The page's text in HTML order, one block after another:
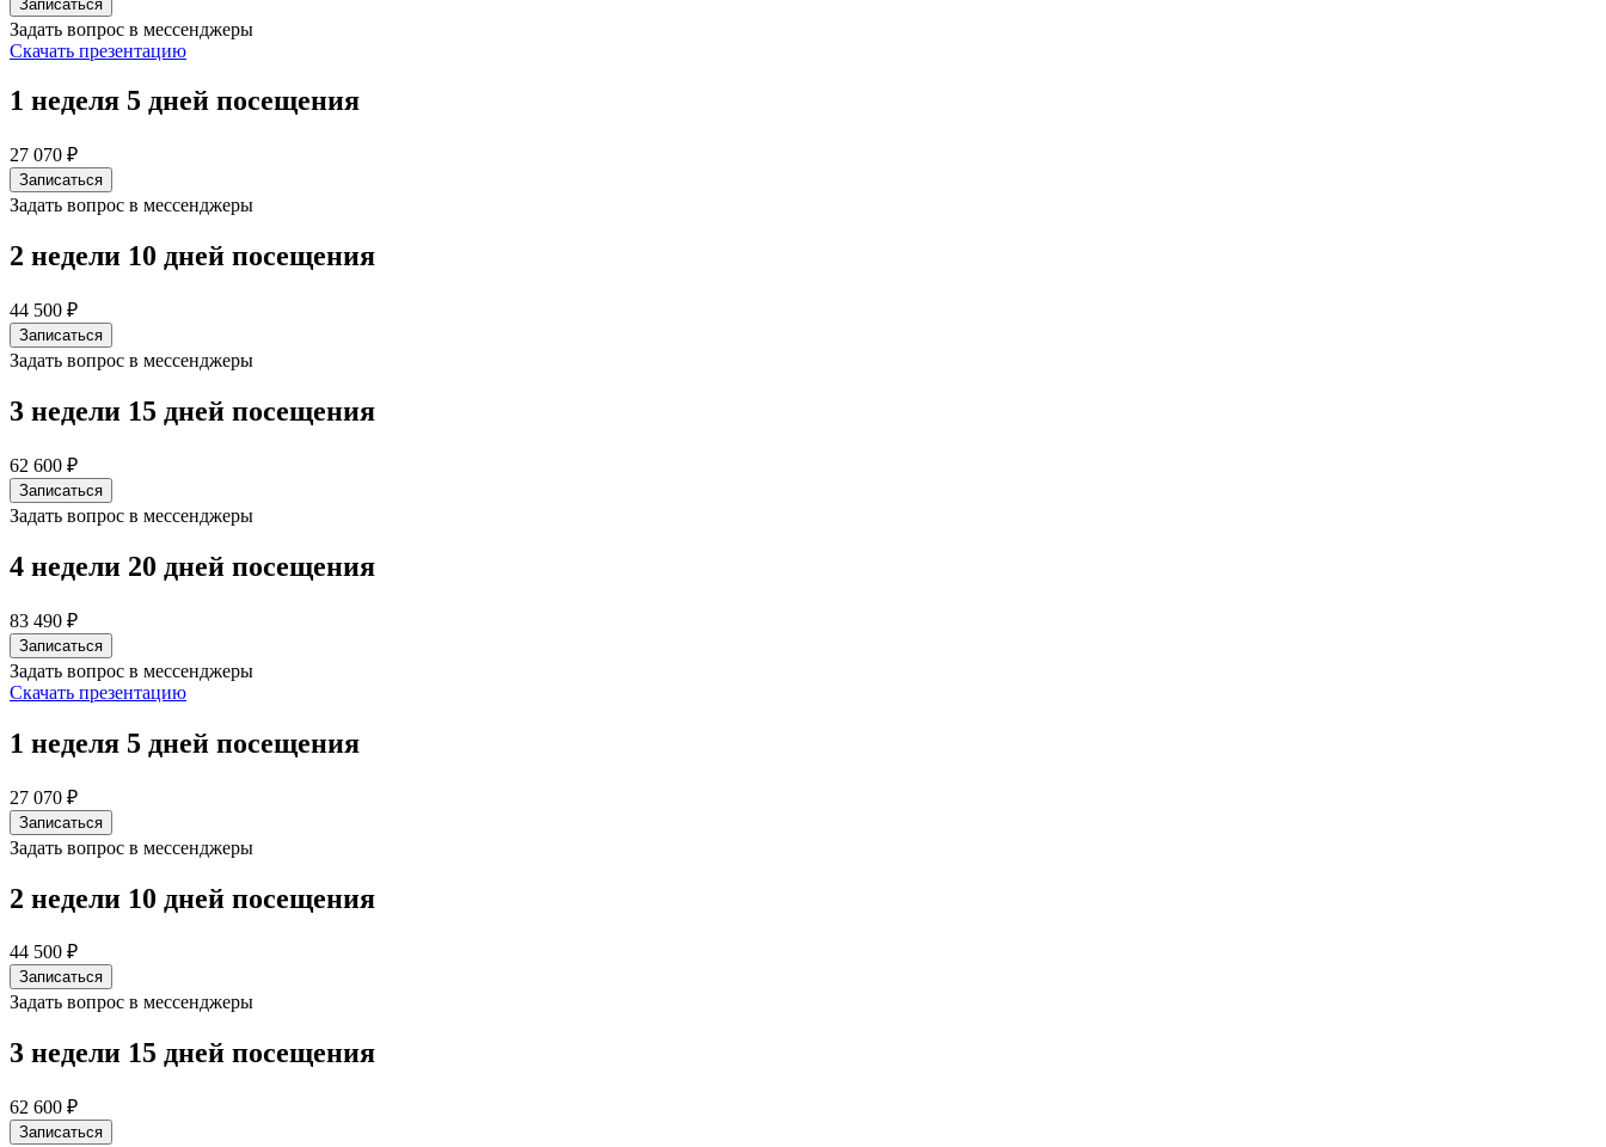
Записаться
Задать вопрос в мессенджеры
Скачать презентацию
1 неделя 5 дней посещения
27 070 ₽
Записаться
Задать вопрос в мессенджеры
2 недели 10 дней посещения
44 500 ₽
Записаться
Задать вопрос в мессенджеры
3 недели 15 дней посещения
62 600 ₽
Записаться
Задать вопрос в мессенджеры
4 недели 20 дней посещения
83 490 ₽
Записаться
Задать вопрос в мессенджеры
Скачать презентацию
1 неделя 5 дней посещения
27 070 ₽
Записаться
Задать вопрос в мессенджеры
2 недели 10 дней посещения
44 500 ₽
Записаться
Задать вопрос в мессенджеры
3 недели 15 дней посещения
62 600 ₽
Записаться